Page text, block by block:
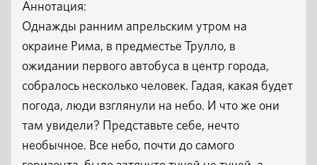
Аннотация:
Однажды ранним апрельским утром на
окраине Рима, в предместье Трулло, в
ожидании первого автобуса в центр города,
собралось несколько человек. Гадая, какая будет
погода, люди взглянули на небо. И что же они
там увидели? Представьте себе, нечто
необычное. Все небо, почти до самого